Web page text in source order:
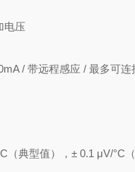
电压
/ 带远程感应 / 最多可
（典型值），± 0.1 μV/°C